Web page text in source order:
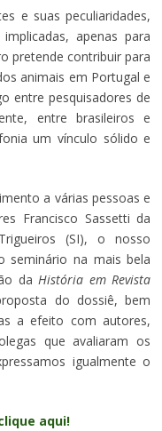
e suas peculiaridades,
apenas para
pretende contribuir para
animais em Portugal e
entre pesquisadores de
entre brasileiros e
um vínculo sólido e
a várias pessoas e
Francisco Sassetti da
(SI), o nosso
seminário na mais bela
daHistória em Revista
do dossiê, bem
a efeito com autores,
que avaliaram os
igualmente o
aqui!